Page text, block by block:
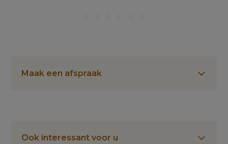
Maak een afspraak
Ook interessant voor u